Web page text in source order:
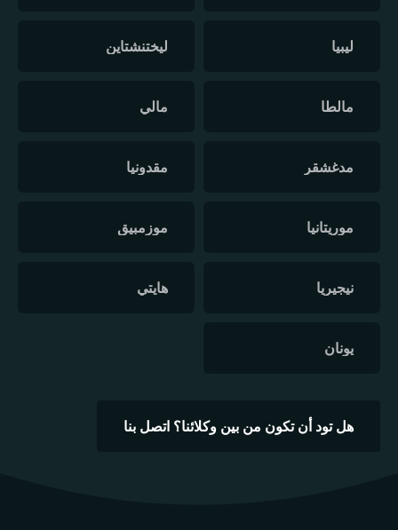
ليبيا ليختنشتاين
مالطا مالي
مدغشقر مقدونيا
موريتانيا موزمبيق
نيجيريا هايتي
يونان
هل تود أن تكون من بين وكلائنا؟ اتصل بنا